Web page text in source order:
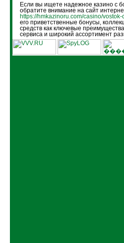
Если вы ищете надежное казино с
обратите внимание на сайт
https://hmkazinoru.com/casino/
его приветственные бонусы,
средств как ключевые
сервиса и широкий ассортимент